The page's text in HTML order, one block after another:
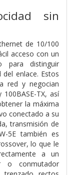
sin
de 10/100
acceso con un
para distinguir
enlace. Estos
red y negocian
TX, así
la máxima
conectado a su
transmisión de
5E también es
lo que le
a un
o conmutador